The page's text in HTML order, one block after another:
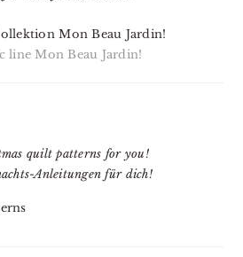
Mon Beau Jardin!
line Mon Beau Jardin!
quilt patterns for you!
Anleitungen für dich!